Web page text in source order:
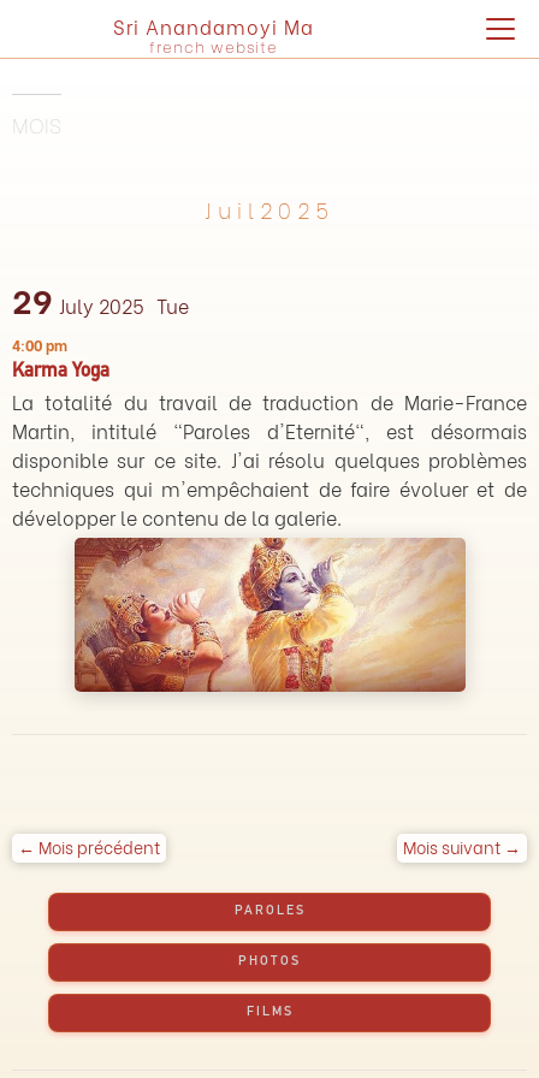
Sri Anandamoyi Ma
french website
MOIS
Juil2025
29 July 2025 Tue
4:00 pm
Karma Yoga
La totalité du travail de traduction de Marie-France
Martin, intitulé "Paroles d'Eternité", est désormais
disponible sur ce site. J'ai résolu quelques problèmes
techniques qui m'empêchaient de faire évoluer et de
développer le contenu de la galerie.
← Mois précédent Mois suivant →
PAROLES
PHOTOS
FILMS